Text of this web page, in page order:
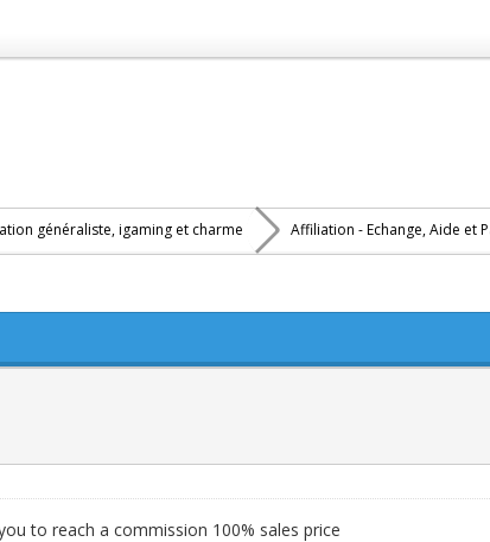
généraliste, igaming et charme Affiliation - Echange, Aide et
to reach a commission 100% sales price